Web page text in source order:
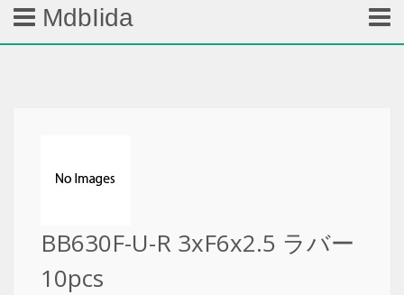
MdbIida
BB630F-U-R 3xF6x2.5 ラバー
10pcs